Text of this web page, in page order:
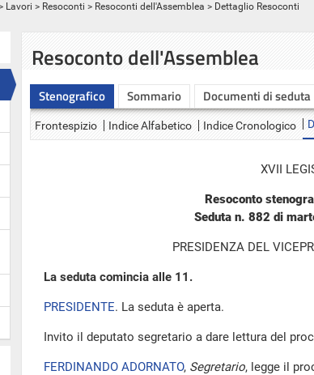
Lavori > Resoconti > Resoconti dell'Assemblea > Dettaglio Resoconti
Resoconto dell'Assemblea
Stenografico Sommario Documenti di seduta
Frontespizio Indice Alfabetico Indice Cronologico
XVII
Resoconto
Seduta n. 882 di
PRESIDENZA DEL
La seduta comincia alle 11.
PRESIDENTE. La seduta è aperta.
Invito il deputato segretario a dare lettura del
FERDINANDO ADORNATO, Segretario, legge il